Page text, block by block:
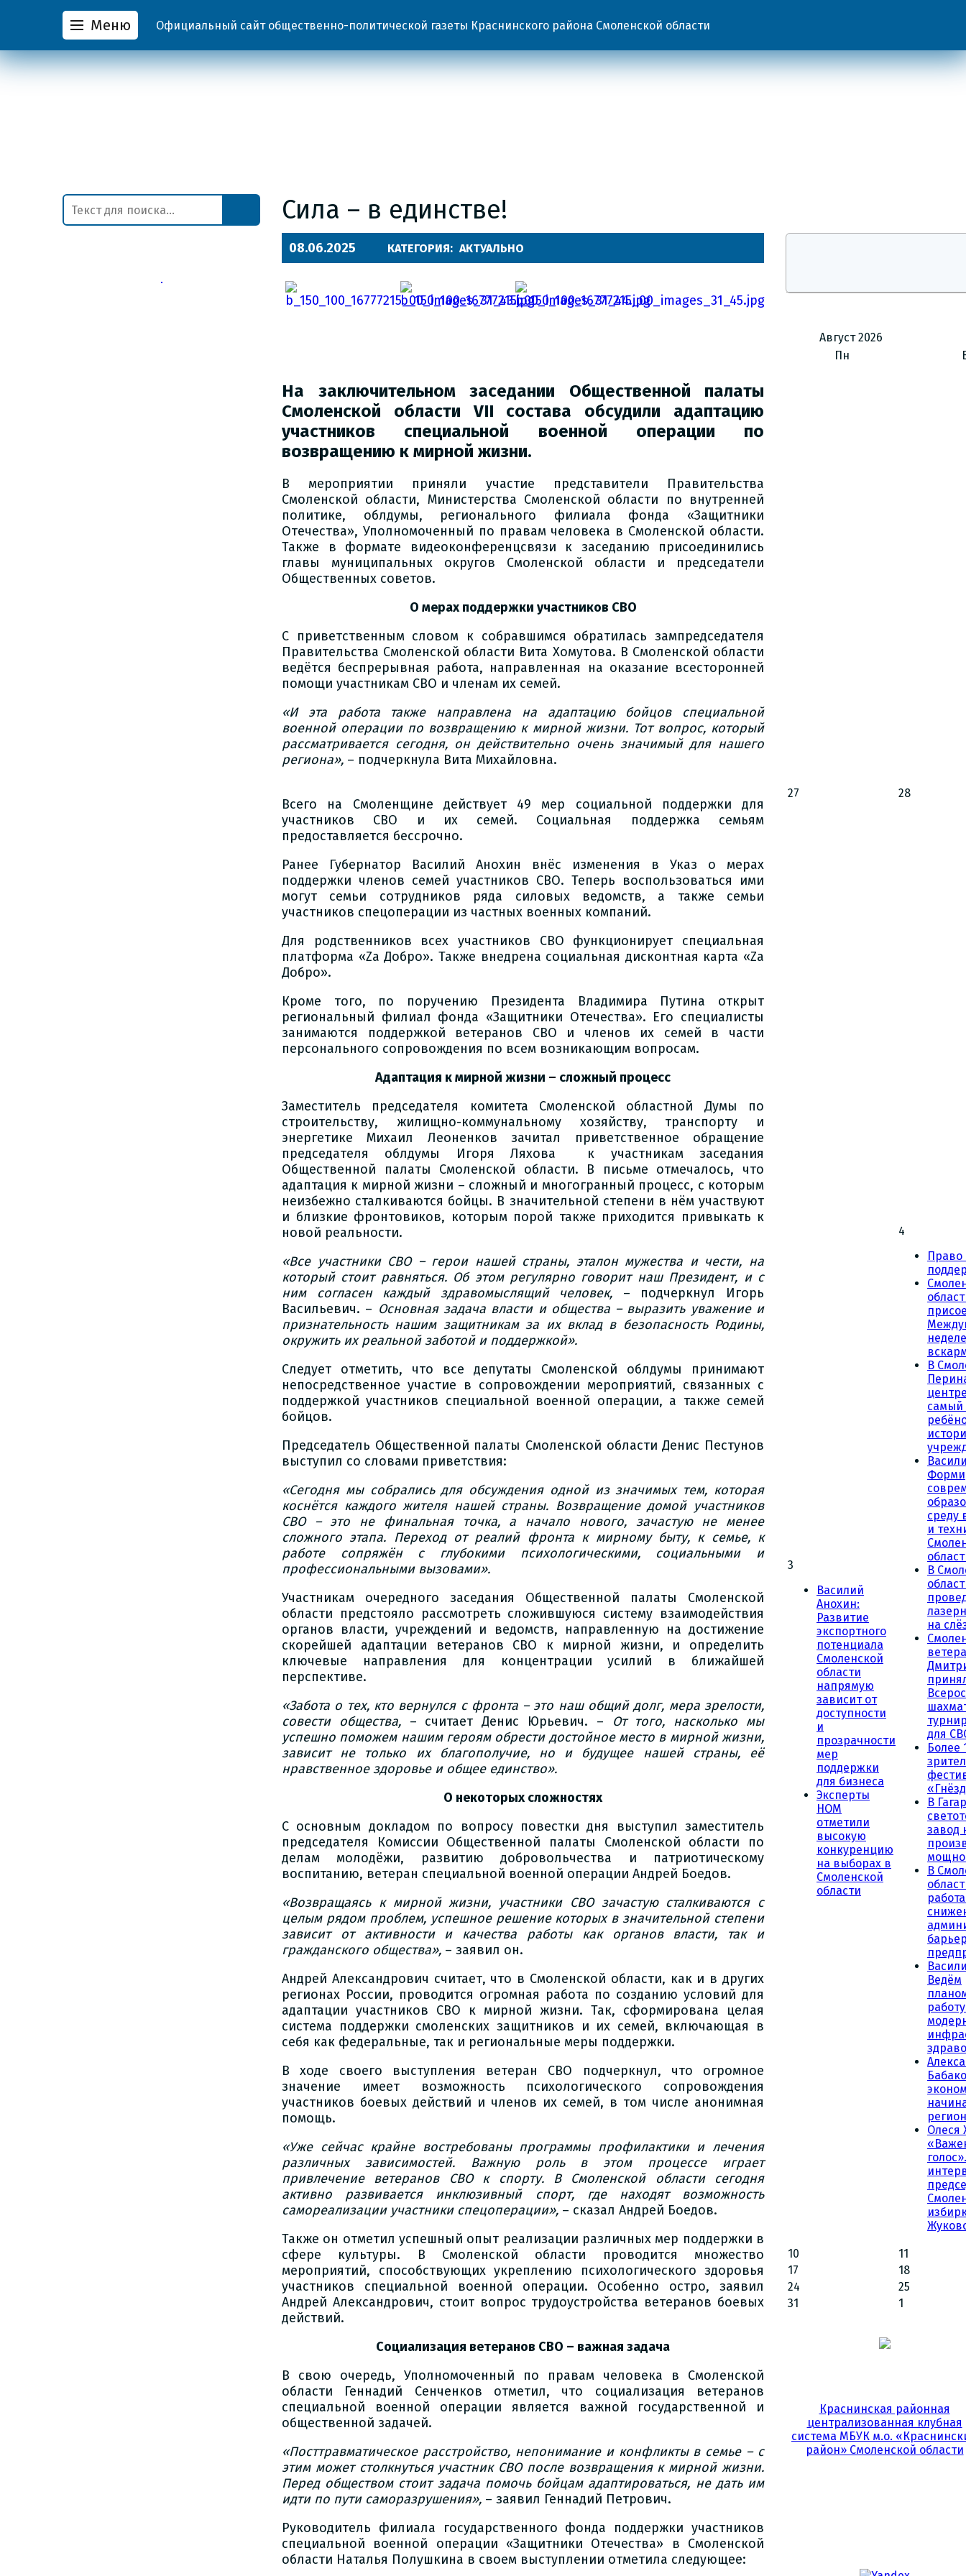
Меню Официальный сайт общественно-политической газеты Краснинского района Смоленской области
Сила – в единстве!
08.06.2025 КАТЕГОРИЯ: АКТУАЛЬНО
На заключительном заседании Общественной палаты
Смоленской области VII состава обсудили адаптацию
участников специальной военной операции по
возвращению к мирной жизни.
В мероприятии приняли участие представители Правительства
Смоленской области, Министерства Смоленской области по внутренней
политике, облдумы, регионального филиала фонда «Защитники
Отечества», Уполномоченный по правам человека в Смоленской области.
Также в формате видеоконференцсвязи к заседанию присоединились
главы муниципальных округов Смоленской области и председатели
Общественных советов.
О мерах поддержки участников СВО
С приветственным словом к собравшимся обратилась зампредседателя
Правительства Смоленской области Вита Хомутова. В Смоленской области
ведётся беспрерывная работа, направленная на оказание всесторонней
помощи участникам СВО и членам их семей.
«И эта работа также направлена на адаптацию бойцов специальной
военной операции по возвращению к мирной жизни. Тот вопрос, который
рассматривается сегодня, он действительно очень значимый для нашего
региона», – подчеркнула Вита Михайловна.
Всего на Смоленщине действует 49 мер социальной поддержки для
участников СВО и их семей. Социальная поддержка семьям
предоставляется бессрочно.
Ранее Губернатор Василий Анохин внёс изменения в Указ о мерах
поддержки членов семей участников СВО. Теперь воспользоваться ими
могут семьи сотрудников ряда силовых ведомств, а также семьи
участников спецоперации из частных военных компаний.
Для родственников всех участников СВО функционирует специальная
платформа «Za Добро». Также внедрена социальная дисконтная карта «Zа
Добро».
Кроме того, по поручению Президента Владимира Путина открыт
региональный филиал фонда «Защитники Отечества». Его специалисты
занимаются поддержкой ветеранов СВО и членов их семей в части
персонального сопровождения по всем возникающим вопросам.
Адаптация к мирной жизни – сложный процесс
Заместитель председателя комитета Смоленской областной Думы по
строительству, жилищно-коммунальному хозяйству, транспорту и
энергетике Михаил Леоненков зачитал приветственное обращение
председателя облдумы Игоря Ляхова к участникам заседания
Общественной палаты Смоленской области. В письме отмечалось, что
адаптация к мирной жизни – сложный и многогранный процесс, с которым
неизбежно сталкиваются бойцы. В значительной степени в нём участвуют
и близкие фронтовиков, которым порой также приходится привыкать к
новой реальности.
«Все участники СВО – герои нашей страны, эталон мужества и чести, на
который стоит равняться. Об этом регулярно говорит наш Президент, и с
ним согласен каждый здравомыслящий человек, – подчеркнул Игорь
Васильевич. – Основная задача власти и общества – выразить уважение и
признательность нашим защитникам за их вклад в безопасность Родины,
окружить их реальной заботой и поддержкой».
Следует отметить, что все депутаты Смоленской облдумы принимают
непосредственное участие в сопровождении мероприятий, связанных с
поддержкой участников специальной военной операции, а также семей
бойцов.
Председатель Общественной палаты Смоленской области Денис Пестунов
выступил со словами приветствия:
«Сегодня мы собрались для обсуждения одной из значимых тем, которая
коснётся каждого жителя нашей страны. Возвращение домой участников
СВО – это не финальная точка, а начало нового, зачастую не менее
сложного этапа. Переход от реалий фронта к мирному быту, к семье, к
работе сопряжён с глубокими психологическими, социальными и
профессиональными вызовами».
Участникам очередного заседания Общественной палаты Смоленской
области предстояло рассмотреть сложившуюся систему взаимодействия
органов власти, учреждений и ведомств, направленную на достижение
скорейшей адаптации ветеранов СВО к мирной жизни, и определить
ключевые направления для концентрации усилий в ближайшей
перспективе.
«Забота о тех, кто вернулся с фронта – это наш общий долг, мера зрелости,
совести общества,– считает Денис Юрьевич. –
От того, насколько мы
успешно поможем нашим героям обрести достойное место в мирной жизни,
зависит не только их благополучие, но и будущее нашей страны, её
нравственное здоровье и общее единство».
О некоторых сложностях
С основным докладом по вопросу повестки дня выступил заместитель
председателя Комиссии Общественной палаты Смоленской области по
делам молодёжи, развитию добровольчества и патриотическому
воспитанию, ветеран специальной военной операции Андрей Боедов.
«Возвращаясь к мирной жизни, участники СВО зачастую сталкиваются с
целым рядом проблем, успешное решение которых в значительной степени
зависит от активности и качества работы как органов власти, так и
гражданского общества», – заявил он.
Андрей Александрович считает, что в Смоленской области, как и в других
регионах России, проводится огромная работа по созданию условий для
адаптации участников СВО к мирной жизни. Так, сформирована целая
система поддержки смоленских защитников и их семей, включающая в
себя как федеральные, так и региональные меры поддержки.
В ходе своего выступления ветеран СВО подчеркнул, что огромное
значение имеет возможность психологического сопровождения
участников боевых действий и членов их семей, в том числе анонимная
помощь.
«Уже сейчас крайне востребованы программы профилактики и лечения
различных зависимостей. Важную роль в этом процессе играет
привлечение ветеранов СВО к спорту. В Смоленской области сегодня
активно развивается инклюзивный спорт, где находят возможность
самореализации участники спецоперации», – сказал Андрей Боедов.
Также он отметил успешный опыт реализации различных мер поддержки в
сфере культуры. В Смоленской области проводится множество
мероприятий, способствующих укреплению психологического здоровья
участников специальной военной операции. Особенно остро, заявил
Андрей Александрович, стоит вопрос трудоустройства ветеранов боевых
действий.
Социализация ветеранов СВО – важная задача
В свою очередь, Уполномоченный по правам человека в Смоленской
области Геннадий Сенченков отметил, что социализация ветеранов
специальной военной операции является важной государственной и
общественной задачей.
«Посттравматическое расстройство, непонимание и конфликты в семье – с
этим может столкнуться участник СВО после возвращения к мирной жизни.
Перед обществом стоит задача помочь бойцам адаптироваться, не дать им
идти по пути саморазрушения», – заявил Геннадий Петрович.
Руководитель филиала государственного фонда поддержки участников
специальной военной операции «Защитники Отечества» в Смоленской
области Наталья Полушкина в своем выступлении отметила следующее:
Август 2026
Пн
27 28
3
Василий
Анохин:
Развитие
экспортного
потенциала
Смоленской
области
напрямую
зависит от
доступности
и
прозрачности
мер
поддержки
для бизнеса
Эксперты
НОМ
отметили
высокую
конкуренцию
на выборах в
Смоленской
области
4
Право
В
самый
среду
и
В
на
для
Более
В
завод
В
Ведём
Олеся
10
11
17
18
24
25
31
1
Краснинская районная
централизованная клубная
система МБУК м.о.
район» Смоленской области